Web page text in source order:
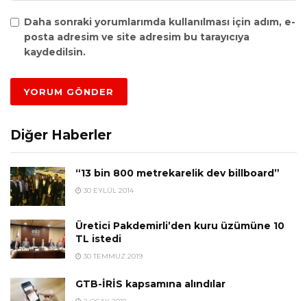
Daha sonraki yorumlarımda kullanılması için adım, e-
posta adresim ve site adresim bu tarayıcıya
kaydedilsin.
Diğer Haberler
“13 bin 800 metrekarelik dev billboard”
30 EYLÜL 2014
Üretici Pakdemirli’den kuru üzümüne 10
TL istedi
30 TEMMUZ 2019
GTB-İRİS kapsamına alındılar